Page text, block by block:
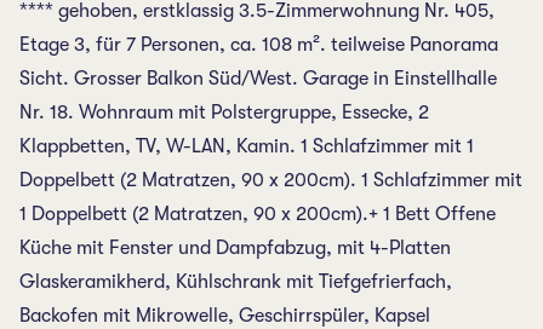
**** gehoben, erstklassig 3.5-Zimmerwohnung Nr. 405,
Etage 3, für 7 Personen, ca. 108 m². teilweise Panorama
Sicht. Grosser Balkon Süd/West. Garage in Einstellhalle
Nr. 18. Wohnraum mit Polstergruppe, Essecke, 2
Klappbetten, TV, W-LAN, Kamin. 1 Schlafzimmer mit 1
Doppelbett (2 Matratzen, 90 x 200cm). 1 Schlafzimmer mit
1 Doppelbett (2 Matratzen, 90 x 200cm).+ 1 Bett Offene
Küche mit Fenster und Dampfabzug, mit 4-Platten
Glaskeramikherd, Kühlschrank mit Tiefgefrierfach,
Backofen mit Mikrowelle, Geschirrspüler, Kapsel